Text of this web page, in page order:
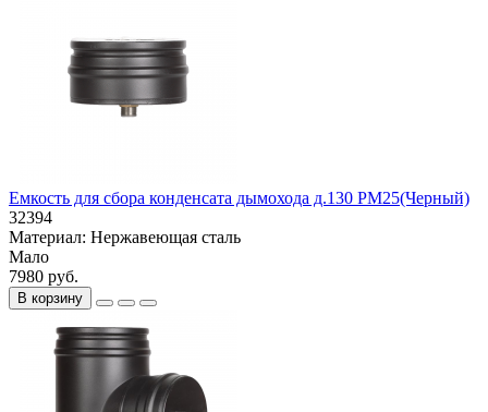
Емкость для сбора конденсата дымохода д.130 РМ25(Черный)
32394
Материал: Нержавеющая сталь
Мало
7980 руб.
В корзину